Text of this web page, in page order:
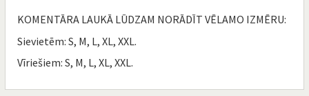
KOMENTĀRA LAUKĀ LŪDZAM NORĀDĪT VĒLAMO IZMĒRU:
Sievietēm: S, M, L, XL, XXL.
Vīriešiem: S, M, L, XL, XXL.